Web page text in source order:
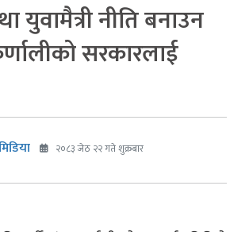
युवामैत्री नीति बनाउन
सरकारलाई
२०८३ जेठ २२ गते शुक्रबार